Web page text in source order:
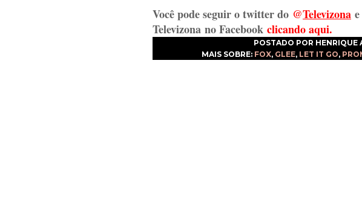
Você pode seguir o twitter do @Televizona
Televizona no Facebook clicando aqui.
POSTADO POR HENRIQUE
MAIS SOBRE: FOX, GLEE, LET IT GO,